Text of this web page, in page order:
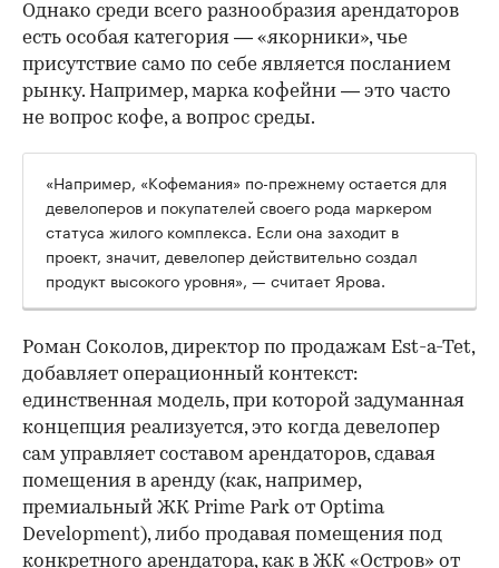
Однако среди всего разнообразия арендаторов
есть особая категория — «якорники», чье
присутствие само по себе является посланием
рынку. Например, марка кофейни — это часто
не вопрос кофе, а вопрос среды.
«Например, «Кофемания» по-прежнему остается для
девелоперов и покупателей своего рода маркером
статуса жилого комплекса. Если она заходит в
проект, значит, девелопер действительно создал
продукт высокого уровня», — считает Ярова.
Роман Соколов, директор по продажам Est-a-Tet,
добавляет операционный контекст:
единственная модель, при которой задуманная
концепция реализуется, это когда девелопер
сам управляет составом арендаторов, сдавая
помещения в аренду (как, например,
премиальный ЖК Prime Park от Optima
Development), либо продавая помещения под
конкретного арендатора, как в ЖК «Остров» от